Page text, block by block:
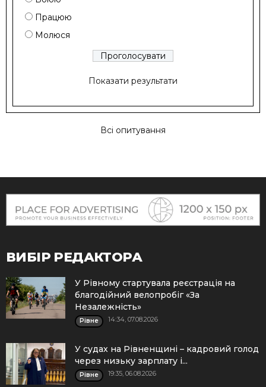
Працюю
Молюся
Показати результати
Всі опитування
ВИБІР РЕДАКТОРА
У Рівному стартувала реєстрація на
благодійний велопробіг «За
Незалежність»
Рівне 14:34, 07.08.2026
У судах на Рівненщині – кадровий голод
через низьку зарплату і...
Рівне 19:35, 06.08.2026